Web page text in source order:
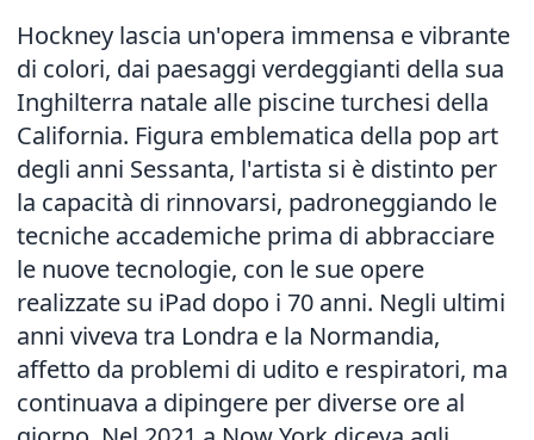
Hockney lascia un'opera immensa e vibrante
di colori, dai paesaggi verdeggianti della sua
Inghilterra natale alle piscine turchesi della
California. Figura emblematica della pop art
degli anni Sessanta, l'artista si è distinto per
la capacità di rinnovarsi, padroneggiando le
tecniche accademiche prima di abbracciare
le nuove tecnologie, con le sue opere
realizzate su iPad dopo i 70 anni. Negli ultimi
anni viveva tra Londra e la Normandia,
affetto da problemi di udito e respiratori, ma
continuava a dipingere per diverse ore al